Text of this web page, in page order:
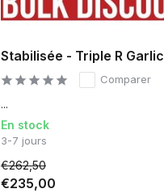
Stabilisée - Triple R Garlic
Comparer
...
En stock
3-7 jours
€262,50
€235,00